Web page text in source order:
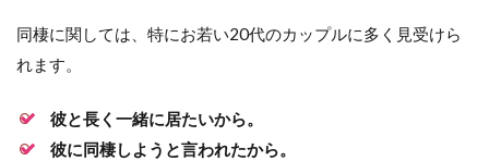
同棲に関しては、特にお若い20代のカップルに多く見受けら
れます。
彼と長く一緒に居たいから。
彼に同棲しようと言われたから。